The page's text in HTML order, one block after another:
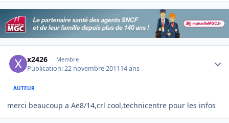
x2426 Membre
Publication:22 novembre 201114 ans
AUTEUR
merci beaucoup a Ae8/14,crl cool,technicentre pour les infos